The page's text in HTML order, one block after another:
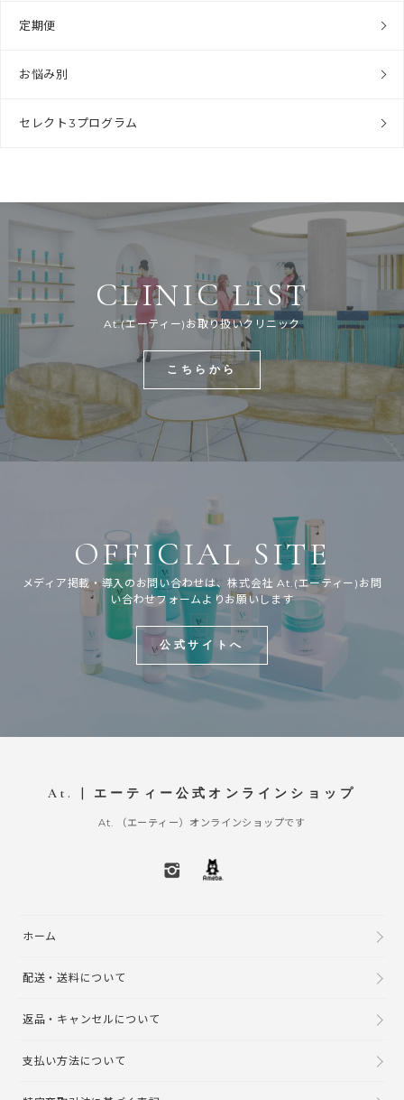
定期便
お悩み別
セレクト3プログラム
CLINIC LIST
At.(エーティー)お取り扱いクリニック
こちらから
OFFICIAL SITE
メディア掲載・導入のお問い合わせは、株式会社 At.(エーティー)お問
い合わせフォームよりお願いします
公式サイトへ
At. | エーティー公式オンラインショップ
At. （エーティー）オンラインショップです
ホーム
配送・送料について
返品・キャンセルについて
支払い方法について